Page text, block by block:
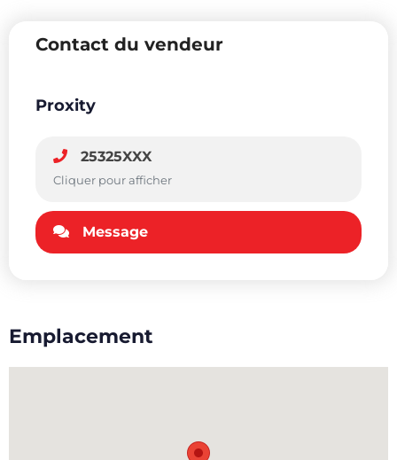
Contact du vendeur
Proxity
25325XXX
Cliquer pour afficher
Message
Emplacement